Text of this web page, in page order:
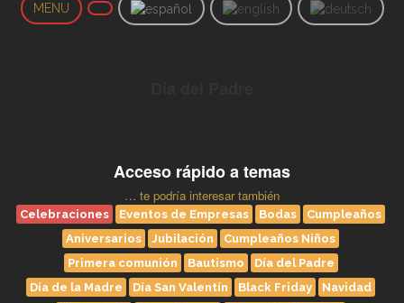
MENU
Acceso rápido a temas
… te podría interesar también
Celebraciones Eventos de Empresas Bodas
Cumpleaños
Aniversarios
Jubilación
Cumpleaños Niños
Primera comunión
Bautismo
Día del Padre
Día de la Madre
Día San Valentín Black Friday
Navidad